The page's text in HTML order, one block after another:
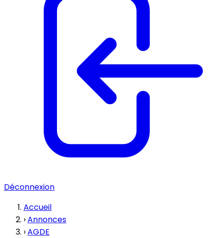
Déconnexion
Accueil
›Annonces
›AGDE